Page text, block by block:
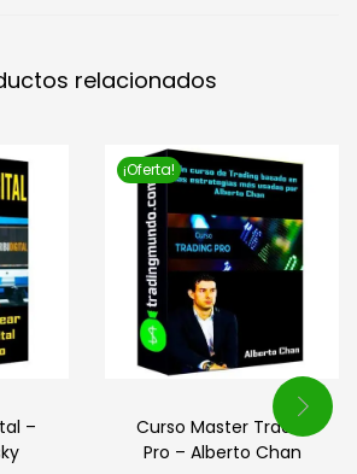
relacionados
–
¡Oferta!
Curso Master Trader
Pro – Alberto Chan